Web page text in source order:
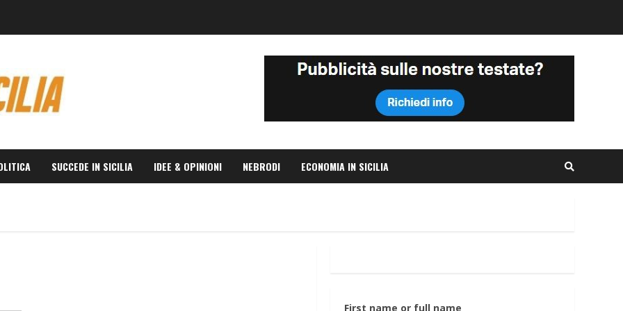
SUCCEDE IN SICILIA IDEE & OPINIONI NEBRODI ECONOMIA IN SICILIA
First name or full name